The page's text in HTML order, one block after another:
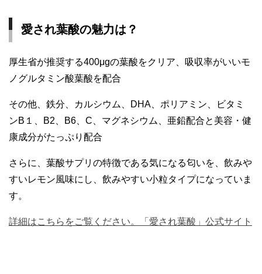
愛され葉酸の魅力は？
厚生省が推奨する400μgの葉酸をクリア、吸収率がいいモ
ノグルタミン酸葉酸を配合
その他、鉄分、カルシウム、DHA、ポリアミン、ビタミ
ンB１、B2、B6、C、マグネシウム、亜鉛配合と美容・健
康成分がたっぷり配合
さらに、葉酸サプリの特徴である気になる匂いを、飲みや
すいレモン風味にし、飲みやすい小粒タイプになっていま
す。
詳細はこちらをご覧ください。「愛され葉酸」公式サイト